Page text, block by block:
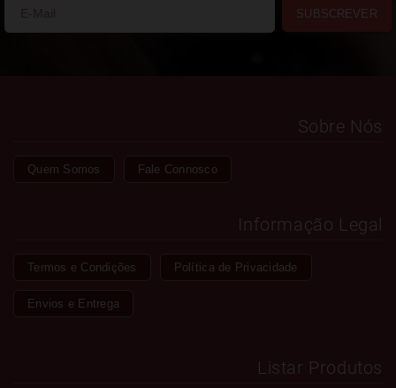
SUBSCREVER
Sobre Nós
Quem Somos Fale Connosco
Informação Legal
Termos e Condições Política de Privacidade
Envios e Entrega
Listar Produtos